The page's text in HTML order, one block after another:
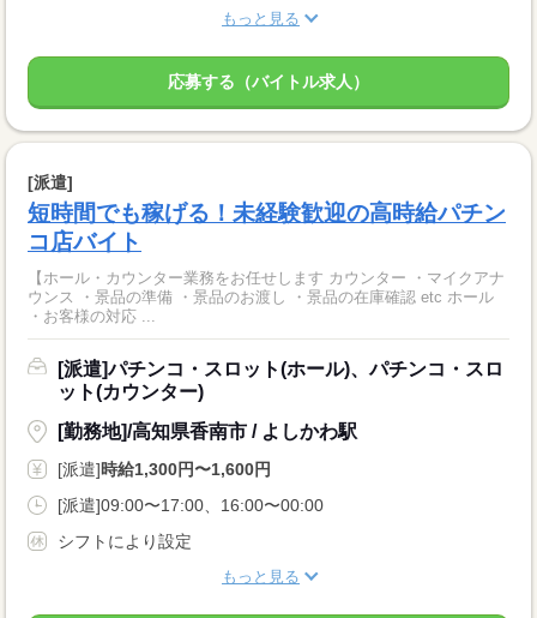
もっと見る
応募する（バイトル求人）
[派遣]
短時間でも稼げる！未経験歓迎の高時給パチン
コ店バイト
【ホール・カウンター業務をお任せします カウンター ・マイクアナ
ウンス ・景品の準備 ・景品のお渡し ・景品の在庫確認 etc ホール
・お客様の対応 ...
[派遣]パチンコ・スロット(ホール)、パチンコ・スロ
ット(カウンター)
[勤務地]/高知県香南市 / よしかわ駅
[派遣]時給1,300円〜1,600円
[派遣]09:00〜17:00、16:00〜00:00
シフトにより設定
もっと見る